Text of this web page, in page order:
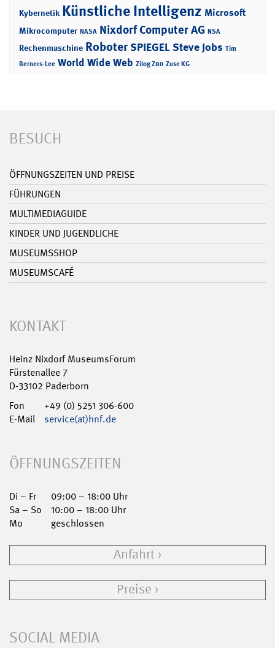
Kybernetik Künstliche Intelligenz Microsoft
Mikrocomputer NASA Nixdorf Computer AG NSA
Rechenmaschine RoboterSPIEGELSteve Jobs Tim
Berners-Lee World Wide Web Zilog Z80 Zuse KG
BESUCH
ÖFFNUNGSZEITEN UND PREISE
FÜHRUNGEN
MULTIMEDIAGUIDE
KINDER UND JUGENDLICHE
MUSEUMSSHOP
MUSEUMSCAFÉ
KONTAKT
Heinz Nixdorf MuseumsForum
Fürstenallee 7
D-33102 Paderborn
Fon
+49 (0) 5251 306-600
E-Mail
service(at)hnf.de
ÖFFNUNGSZEITEN
Di – Fr
09:00 – 18:00 Uhr
Sa – So
10:00 – 18:00 Uhr
Mo
geschlossen
Anfahrt
Preise
SOCIAL MEDIA